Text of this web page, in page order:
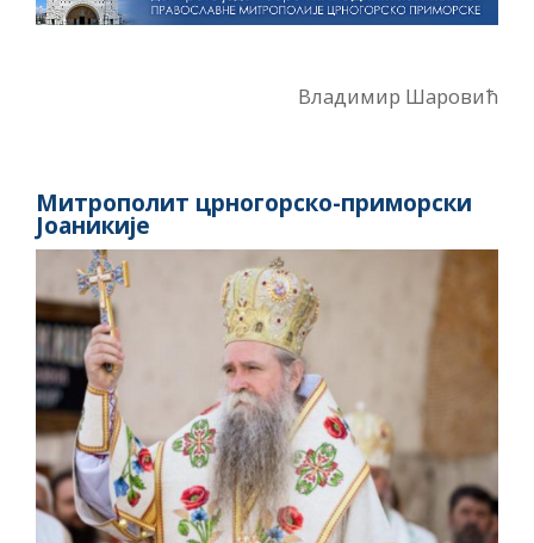
Владимир Шаровић
Митрополит црногорско-приморски
Јоаникије